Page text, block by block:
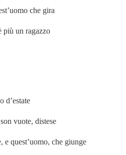
che gira
più un ragazzo
vuote, distese
e quest’uomo, che giunge